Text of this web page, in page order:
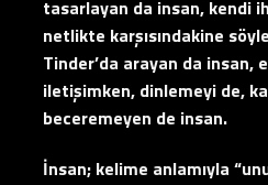
tasarlayan da insan, kendi
netlikte karşısındakine
Tinder’da arayan da insan,
iletişimken, dinlemeyi de,
beceremeyen de insan.
İnsan; kelime anlamıyla